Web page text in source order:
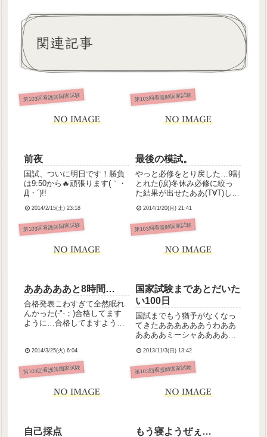
関連記事
第103回看護師国家試験
前夜
国試、ついに明日です！勝負
は9:50から🔥頑張ります(｀・
Д・´)!!
2014/2/15(土) 23:18
第103回看護師国家試験
最後の模試。
やっと必修をとり戻した…9割
とれた(涙)冬休み必修に絞っ
た結果が出せたああ(T∀T)しか
率が1割減＿ﾉ乙(､ﾝ､)＿なんだ
よこの質量(?)保存の法則は。
ケアレスミスくやしい。やっ
で6割5...
2014/1/20(月) 21:41
第103回看護師国家試験
あああああと8時間…
合格発表こわすぎて全然眠れ
んかった(-"-；)合格してます
ように…合格してますよう
2014/3/25(火) 6:04
第103回看護師国家試験
国家試験まであとだいた
い100日
国試までもう猶予がなくなっ
てきたああああああうわああ
ああああミーシャあああああ
率100％キープしてるからプ
レッシャーが半端ない私のせ
いで合格率100％の実績を途
ようかと…連休明け模試だ
2013/11/3(日) 13:42
第103回看護師国家試験
自己採点
第103回看護師国家試験
もう寝ようぜぇ…